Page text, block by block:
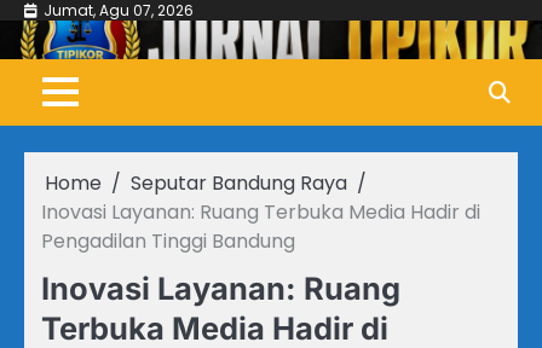
Skip
content
Jumat, Agu 07, 2026
Home
Seputar Bandung Raya
Inovasi Layanan: Ruang Terbuka Media Hadir di
Pengadilan Tinggi Bandung
Inovasi Layanan: Ruang
Terbuka Media Hadir di